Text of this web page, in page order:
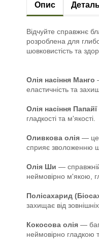
Опис
Відчуйте справжнє
розроблена для
шовковистість та
Олія насіння Манго
еластичність та
Олія насіння Папайї
гладкості та м'якості.
Оливкова олія — це
сприяє зволоженню
Олія Ши —
неймовірно м'якою,
Полісахарид
захищає від
Кокосова олія —
неймовірно гладкою